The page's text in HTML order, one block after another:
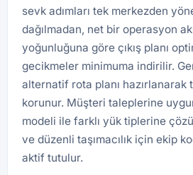
sevk adımları tek merkezden
dağılmadan, net bir operasyon
yoğunluğuna göre çıkış planı
gecikmeler minimuma indirilir.
alternatif rota planı hazırlanarak
korunur. Müşteri taleplerine
modeli ile farklı yük tiplerine
ve düzenli taşımacılık için ekip
aktif tutulur.